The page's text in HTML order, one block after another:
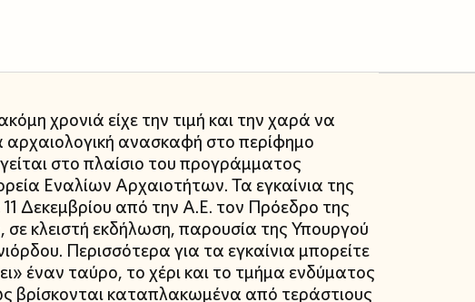
χρονιά είχε την τιμή και την χαρά να
αρχαιολογική ανασκαφή στο περίφημο
στο πλαίσιο του προγράμματος
Εναλίων Αρχαιοτήτων. Τα εγκαίνια της
Δεκεμβρίου από την Α.Ε. τον Πρόεδρο της
κλειστή εκδήλωση, παρουσία της Υπουργού
Περισσότερα για τα εγκαίνια μπορείτε
έναν ταύρο, το χέρι και το τμήμα ενδύματος
βρίσκονται καταπλακωμένα από τεράστιους